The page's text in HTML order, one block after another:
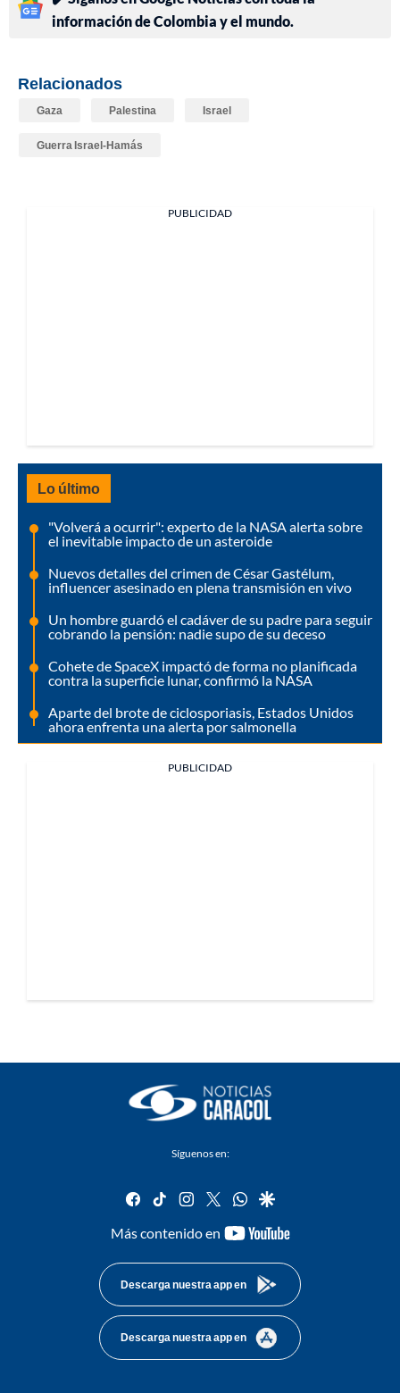
información de Colombia y el mundo.
Relacionados
Gaza Palestina Israel
Guerra Israel-Hamás
PUBLICIDAD
Lo último
"Volverá a ocurrir": experto de la NASA alerta sobre
el inevitable impacto de un asteroide
Nuevos detalles del crimen de César Gastélum,
influencer asesinado en plena transmisión en vivo
Un hombre guardó el cadáver de su padre para seguir
cobrando la pensión: nadie supo de su deceso
Cohete de SpaceX impactó de forma no planificada
contra la superficie lunar, confirmó la NASA
Aparte del brote de ciclosporiasis, Estados Unidos
ahora enfrenta una alerta por salmonella
PUBLICIDAD
Síguenos en:
facebook
tiktok instagram
twitterwhatsapp
google
Más contenido en
youtube-
Descarga nuestra app en
Descarga nuestra app en